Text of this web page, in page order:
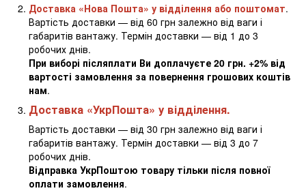
Доставка «Нова Пошта» у відділення або поштомат.
Вартість доставки — від 60 грн залежно від ваги і
габаритів вантажу. Термін доставки — від 1 до 3
робочих днів.
При виборі післяплати Ви доплачуєте 20 грн. +2% від
вартості замовлення за повернення грошових коштів
нам.
Доставка «УкрПошта» у відділення.
Вартість доставки — від 30 грн залежно від ваги і
габаритів вантажу. Термін доставки — від 3 до 7
робочих днів.
Відправка УкрПоштою товару тільки після повної
оплати замовлення.